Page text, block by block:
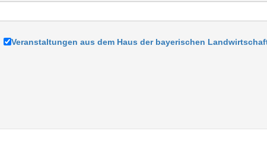
Veranstaltungen aus dem Haus der bayerischen